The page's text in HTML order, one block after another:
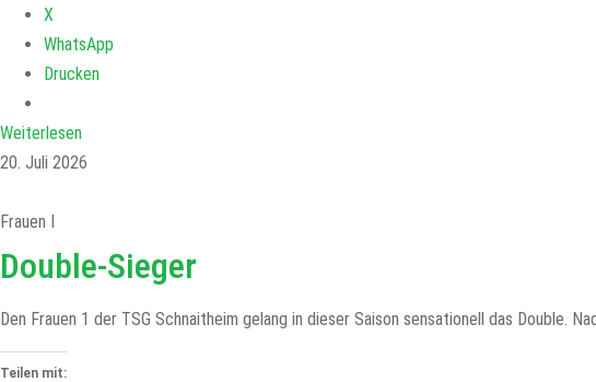
X
WhatsApp
Drucken
Weiterlesen
20. Juli 2026
Frauen I
Double-Sieger
Den Frauen 1 der TSG Schnaitheim gelang in dieser Saison sensationell das Double.
Teilen mit: